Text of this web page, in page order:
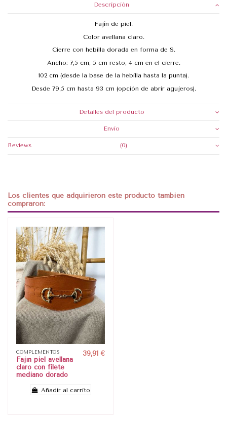
Descripción
Fajín de piel.
Color avellana claro.
Cierre con hebilla dorada en forma de S.
Ancho: 7,5 cm, 5 cm resto, 4 cm en el cierre.
102 cm (desde la base de la hebilla hasta la punta).
Desde 79,5 cm hasta 93 cm (opción de abrir agujeros).
Detalles del producto
Envio
Reviews (0)
Los clientes que adquirieron este producto también
compraron:
COMPLEMENTOS
Fajín piel avellana
claro con filete
mediano dorado
39,91 €
Añadir al carrito